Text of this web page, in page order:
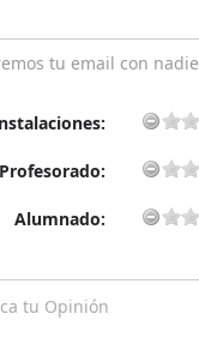
tu email con nadie
Profesorado:
Alumnado: